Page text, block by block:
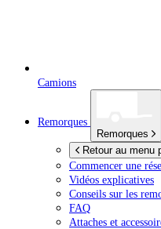
Camions
Remorques
Remorques
Retour au menu
Commencer une
Vidéos explicatives
Conseils sur les
FAQ
Attaches et